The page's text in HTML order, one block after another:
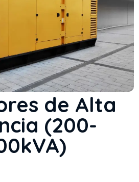
de Alta
(200-